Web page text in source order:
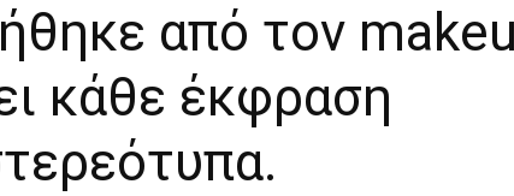
από τον
κάθε έκφραση